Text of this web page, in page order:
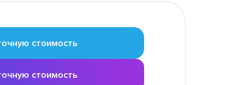
стоимость
стоимость